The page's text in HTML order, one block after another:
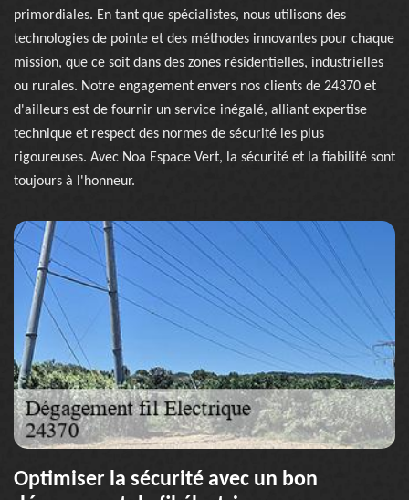
primordiales. En tant que spécialistes, nous utilisons des
technologies de pointe et des méthodes innovantes pour chaque
mission, que ce soit dans des zones résidentielles, industrielles
ou rurales. Notre engagement envers nos clients de 24370 et
d'ailleurs est de fournir un service inégalé, alliant expertise
technique et respect des normes de sécurité les plus
rigoureuses. Avec Noa Espace Vert, la sécurité et la fiabilité sont
toujours à l'honneur.
Optimiser la sécurité avec un bon